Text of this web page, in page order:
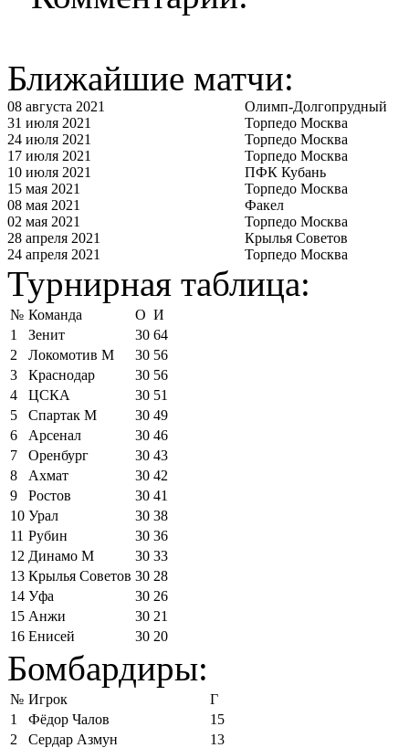
Ближайшие матчи:
08 августа 2021
Олимп-Долгопрудный
31 июля 2021
Торпедо Москва
24 июля 2021
Торпедо Москва
17 июля 2021
Торпедо Москва
10 июля 2021
ПФК Кубань
15 мая 2021
Торпедо Москва
08 мая 2021
Факел
02 мая 2021
Торпедо Москва
28 апреля 2021
Крылья Советов
24 апреля 2021
Торпедо Москва
Турнирная таблица:
№ Команда О И
1
Зенит 30 64
2
Локомотив М 30 56
3
Краснодар 30 56
4
ЦСКА 30 51
5
Спартак М 30 49
6
Арсенал 30 46
7
Оренбург 30 43
8
Ахмат 30 42
9
Ростов 30 41
10 Урал 30 38
11 Рубин 30 36
12 Динамо М 30 33
13 Крылья Советов 30 28
14 Уфа 30 26
15 Анжи 30 21
16 Енисей 30 20
Бомбардиры:
№ Игрок
Г
1
Фёдор Чалов
15
2
Сердар Азмун
13